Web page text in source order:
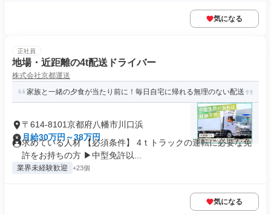
気になる
正社員
地場・近距離の4t配送ドライバー
株式会社京都運送
家族と一緒の夕食が当たり前に！毎日自宅に帰れる無理のない配送
〒614-8101京都府八幡市川口浜
月給30万円～38万円
求めている人材 【必須条件】 4ｔトラックの運転に必要な免
許をお持ちの方 ▶中型免許以...
業界未経験歓迎 +23個
気になる